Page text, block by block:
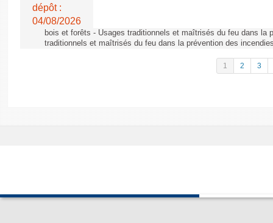
dépôt :
04/08/2026
bois et forêts - Usages traditionnels et maîtrisés du feu dans la
traditionnels et maîtrisés du feu dans la prévention des
1 2 3